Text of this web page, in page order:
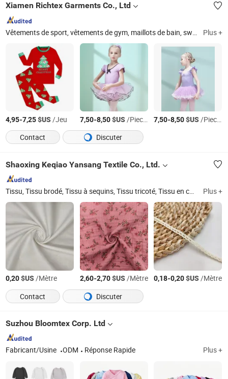
Xiamen Richtex Garments Co., Ltd
Vêtements de sport, vêtements de gym, maillots de bain, sweat à capuche, sous-vêtements, vêtements pour bébés, pyjamas, lingerie, vêtements de maintien, veste d'extérieur Plus +
4,95-7,25$US/Jeu 7,50-8,50$US/Pieces 7,50-8,50$US/Pieces
Contact
Discuter
Shaoxing Keqiao Yansang Textile Co., Ltd.
Tissu, Tissu brodé, Tissu à sequins, Tissu tricoté, Tissu en chiffon, Tissu en coton, Tissu en laine mélangée, Tissu en PU, Tissu en polyester, Tissu en feuille Plus +
0,20$US/Mètre 2,60-2,70$US/Mètre 0,18-0,20$US/Mètre
Contact
Discuter
Suzhou Bloomtex Corp. Ltd
Fabricant/Usine ODM Réponse Rapide Plus +